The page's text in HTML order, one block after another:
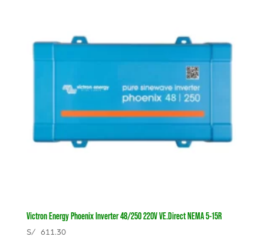
Victron Energy Phoenix Inverter 48/250 220V VE.Direct NEMA 5-15R
S/611.30